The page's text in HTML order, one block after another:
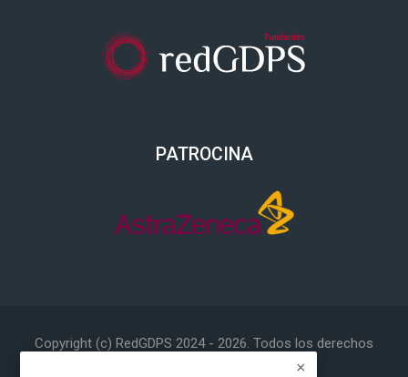
PATROCINA saltatu
PATROCINA
Copyright (c) RedGDPS 2024 - 2026. Todos los derechos